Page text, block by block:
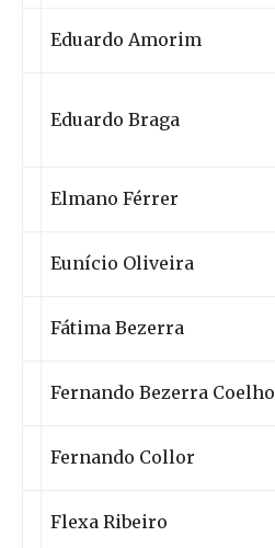
Eduardo Amorim
Eduardo Braga
Elmano Férrer
Eunício Oliveira
Fátima Bezerra
Fernando Bezerra Coelho
Fernando Collor
Flexa Ribeiro